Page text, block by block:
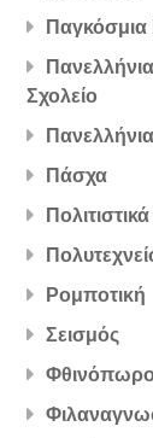
Παγκόσμια
Σχολείο
Πάσχα
Ρομποτική
Σεισμός
Φθινόπωρο